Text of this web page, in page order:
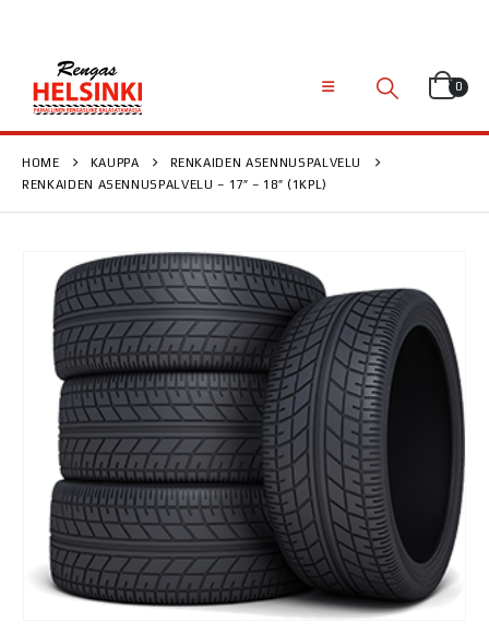
0
HOME KAUPPA
RENKAIDEN ASENNUSPALVELU
RENKAIDEN ASENNUSPALVELU – 17″ – 18″ (1KPL)